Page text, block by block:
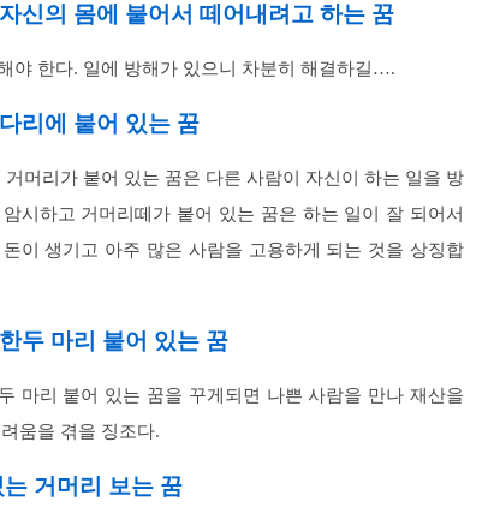
신의 몸에 붙어서 떼어내려고 하는 꿈
야 한다. 일에 방해가 있으니 차분히 해결하길….
리에 붙어 있는 꿈
거머리가 붙어 있는 꿈은 다른 사람이 자신이 하는 일을 방
시하고 거머리떼가 붙어 있는 꿈은 하는 일이 잘 되어서
이 생기고 아주 많은 사람을 고용하게 되는 것을 상징합
두 마리 붙어 있는 꿈
마리 붙어 있는 꿈을 꾸게되면 나쁜 사람을 만나 재산을
움을 겪을 징조다.
거머리 보는 꿈